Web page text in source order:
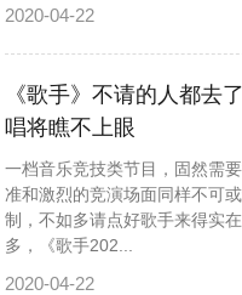
2020-04-22
《歌手》不请的人都去
唱将瞧不上眼
一档音乐竞技类节目，固然需
准和激烈的竞演场面同样不可
制，不如多请点好歌手来得实
多，《歌手202...
2020-04-22